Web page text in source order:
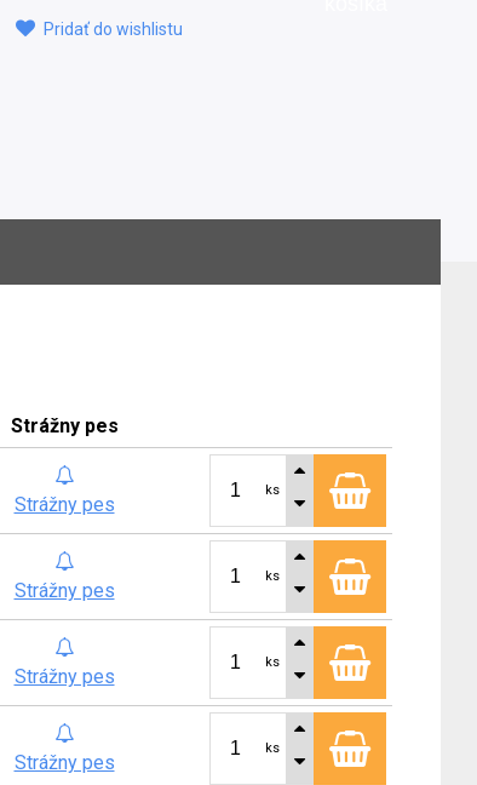
Pridať do wishlistu
Strážny pes
Strážny pes
ks
Strážny pes
ks
Strážny pes
ks
Strážny pes
ks